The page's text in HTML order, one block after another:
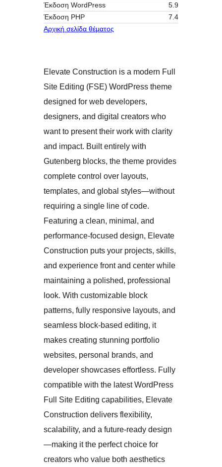
Έκδοση WordPress
5.9
Έκδοση ΡΗΡ
7.4
Αρχική σελίδα θέματος
Elevate Construction is a modern Full
Site Editing (FSE) WordPress theme
designed for web developers,
designers, and digital creators who
want to present their work with clarity
and impact. Built entirely with
Gutenberg blocks, the theme provides
complete control over layouts,
templates, and global styles—without
requiring a single line of code.
Featuring a clean, minimal, and
performance-focused design, Elevate
Construction puts your projects, skills,
and experience front and center while
maintaining a polished, professional
look. With customizable block
patterns, fully responsive layouts, and
seamless block-based editing, it
makes creating stunning portfolio
websites, personal brands, and
developer showcases effortless. Fully
compatible with the latest WordPress
Full Site Editing capabilities, Elevate
Construction delivers flexibility,
scalability, and a future-ready design
—making it the perfect choice for
creators who value both aesthetics